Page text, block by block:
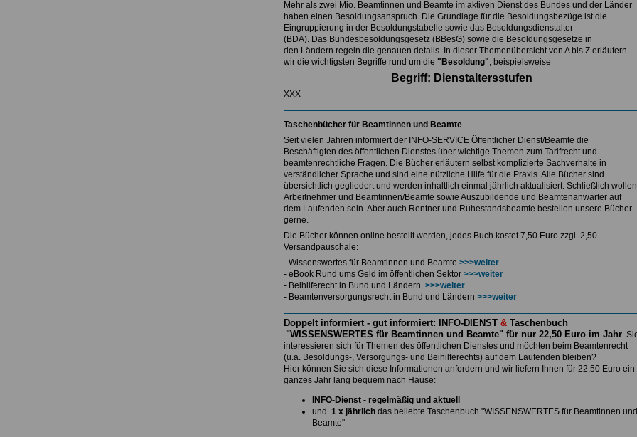
Mehr als zwei Mio. Beamtinnen und Beamte im aktiven Dienst des Bundes und der Länder
haben einen Besoldungsanspruch. Die Grundlage für die Besoldungsbezüge ist die
Eingruppierung in der Besoldungstabelle sowie das Besoldungsdienstalter
(BDA). Das Bundesbesoldungsgesetz (BBesG) sowie die Besoldungsgesetze in
den Ländern regeln die genauen details. In dieser Themenübersicht von A bis Z erläutern
wir die wichtigsten Begriffe rund um die "Besoldung", beispielsweise
Begriff: Dienstaltersstufen
XXX
Taschenbücher für Beamtinnen und Beamte
Seit vielen Jahren informiert der INFO-SERVICE Öffentlicher Dienst/Beamte die
Beschäftigten des öffentlichen Dienstes über wichtige Themen zum Tarifrecht und
beamtenrechtliche Fragen. Die Bücher erläutern selbst komplizierte Sachverhalte in
verständlicher Sprache und sind eine nützliche Hilfe für die Praxis. Alle Bücher sind
übersichtlich gegliedert und werden inhaltlich einmal jährlich aktualisiert. Schließlich wollen
Arbeitnehmer und Beamtinnen/Beamte sowie Auszubildende und Beamtenanwärter auf
dem Laufenden sein. Aber auch Rentner und Ruhestandsbeamte bestellen unsere Bücher
gerne.
Die Bücher können online bestellt werden, jedes Buch kostet 7,50 Euro zzgl. 2,50
Versandpauschale:
- Wissenswertes für Beamtinnen und Beamte >>>weiter
- eBook Rund ums Geld im öffentlichen Sektor >>>weiter
- Beihilferecht in Bund und Ländern >>>weiter
- Beamtenversorgungsrecht in Bund und Ländern >>>weiter
Doppelt informiert - gut informiert: INFO-DIENST &Taschenbuch
"WISSENSWERTES für Beamtinnen und Beamte" für nur 22,50 Euro im Jahr
interessieren sich für Themen des öffentlichen Dienstes und möchten beim Beamtenrecht
(u.a. Besoldungs-, Versorgungs- und Beihilferechts) auf dem Laufenden bleiben?
Hier können Sie sich diese Informationen anfordern und wir liefern Ihnen für 22,50 Euro ein
ganzes Jahr lang bequem nach Hause:
INFO-Dienst - regelmäßig und aktuell
und 1 x jährlich das beliebte Taschenbuch "WISSENSWERTES für Beamtinnen und
Beamte"